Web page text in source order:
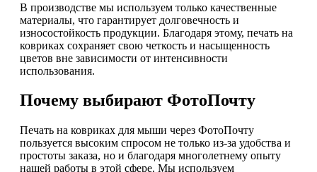
В производстве мы используем только качественные
материалы, что гарантирует долговечность и
износостойкость продукции. Благодаря этому, печать на
ковриках сохраняет свою четкость и насыщенность
цветов вне зависимости от интенсивности
использования.
Почему выбирают ФотоПочту
Печать на ковриках для мыши через ФотоПочту
пользуется высоким спросом не только из-за удобства и
простоты заказа, но и благодаря многолетнему опыту
нашей работы в этой сфере. Мы используем